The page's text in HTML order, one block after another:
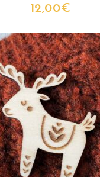
12,00€
AJOUTER AU PANIER